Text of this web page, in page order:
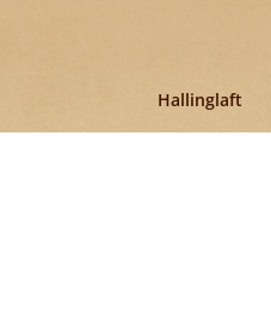
Hallinglaft